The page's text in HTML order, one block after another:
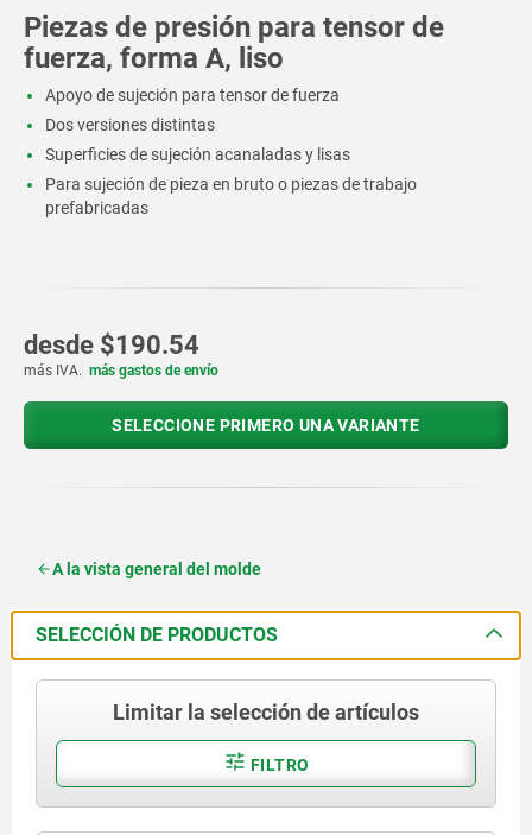
Piezas de presión para tensor de
fuerza, forma A, liso
Apoyo de sujeción para tensor de fuerza
Dos versiones distintas
Superficies de sujeción acanaladas y lisas
Para sujeción de pieza en bruto o piezas de trabajo
prefabricadas
desde $190.54
más IVA. más gastos de envío
SELECCIONE PRIMERO UNA VARIANTE
A la vista general del molde
SELECCIÓN DE PRODUCTOS
Limitar la selección de artículos
FILTRO